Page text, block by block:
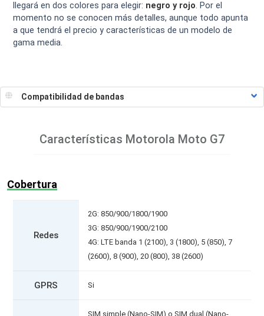
llegará en dos colores para elegir: negro y rojo. Por el
momento no se conocen más detalles, aunque todo apunta
a que tendrá el precio y características de un modelo de
gama media.
Características Motorola Moto G7
Cobertura
Redes
2G: 850/900/1800/1900
3G: 850/900/1900/2100
4G: LTE banda 1 (2100), 3 (1800), 5 (850), 7
(2600), 8 (900), 20 (800), 38 (2600)
GPRS Si
SIM simple (Nano-SIM) o SIM dual (Nano-